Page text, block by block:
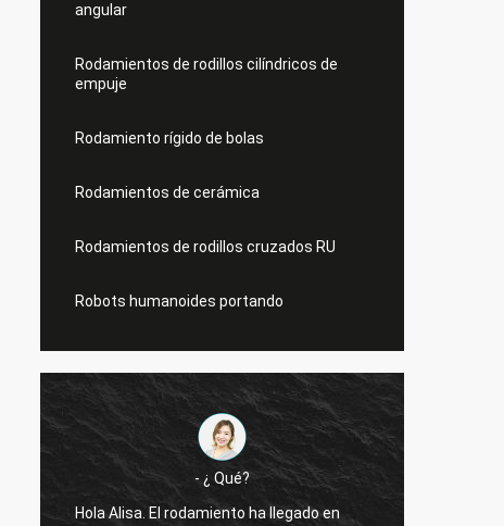
angular
Rodamientos de rodillos cilíndricos de
empuje
Rodamiento rígido de bolas
Rodamientos de cerámica
Rodamientos de rodillos cruzados RU
Robots humanoides portando
- ¿ Qué?
Hola Alisa. El rodamiento ha llegado en